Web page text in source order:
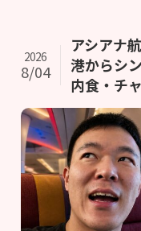
アシアナ
港からシ
内食・チ
2026
8/04